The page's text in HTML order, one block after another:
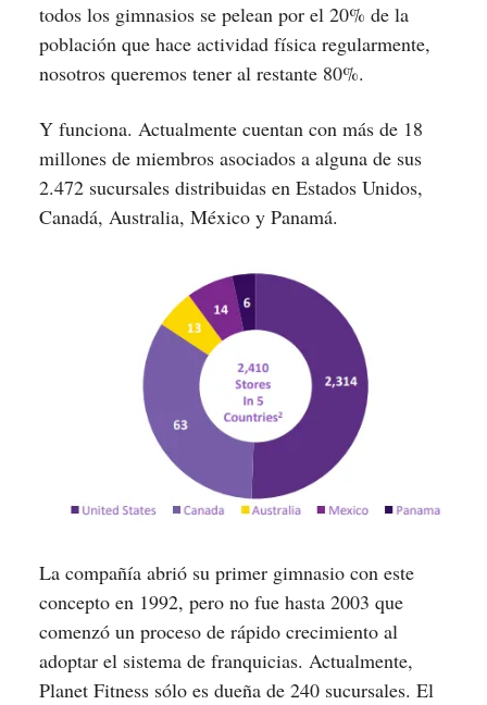
todos los gimnasios se pelean por el 20% de la
población que hace actividad física regularmente,
nosotros queremos tener al restante 80%.
Y funciona. Actualmente cuentan con más de 18
millones de miembros asociados a alguna de sus
2.472 sucursales distribuidas en Estados Unidos,
Canadá, Australia, México y Panamá.
La compañía abrió su primer gimnasio con este
concepto en 1992, pero no fue hasta 2003 que
comenzó un proceso de rápido crecimiento al
adoptar el sistema de franquicias. Actualmente,
Planet Fitness sólo es dueña de 240 sucursales. El